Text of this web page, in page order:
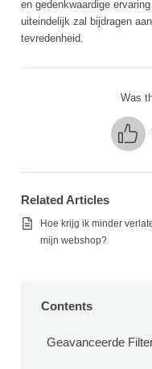
en gedenkwaardige
uiteindelijk zal bijdragen
tevredenheid.
Was
Related Articles
Hoe krijg ik minder
mijn webshop?
Contents
Geavanceerde